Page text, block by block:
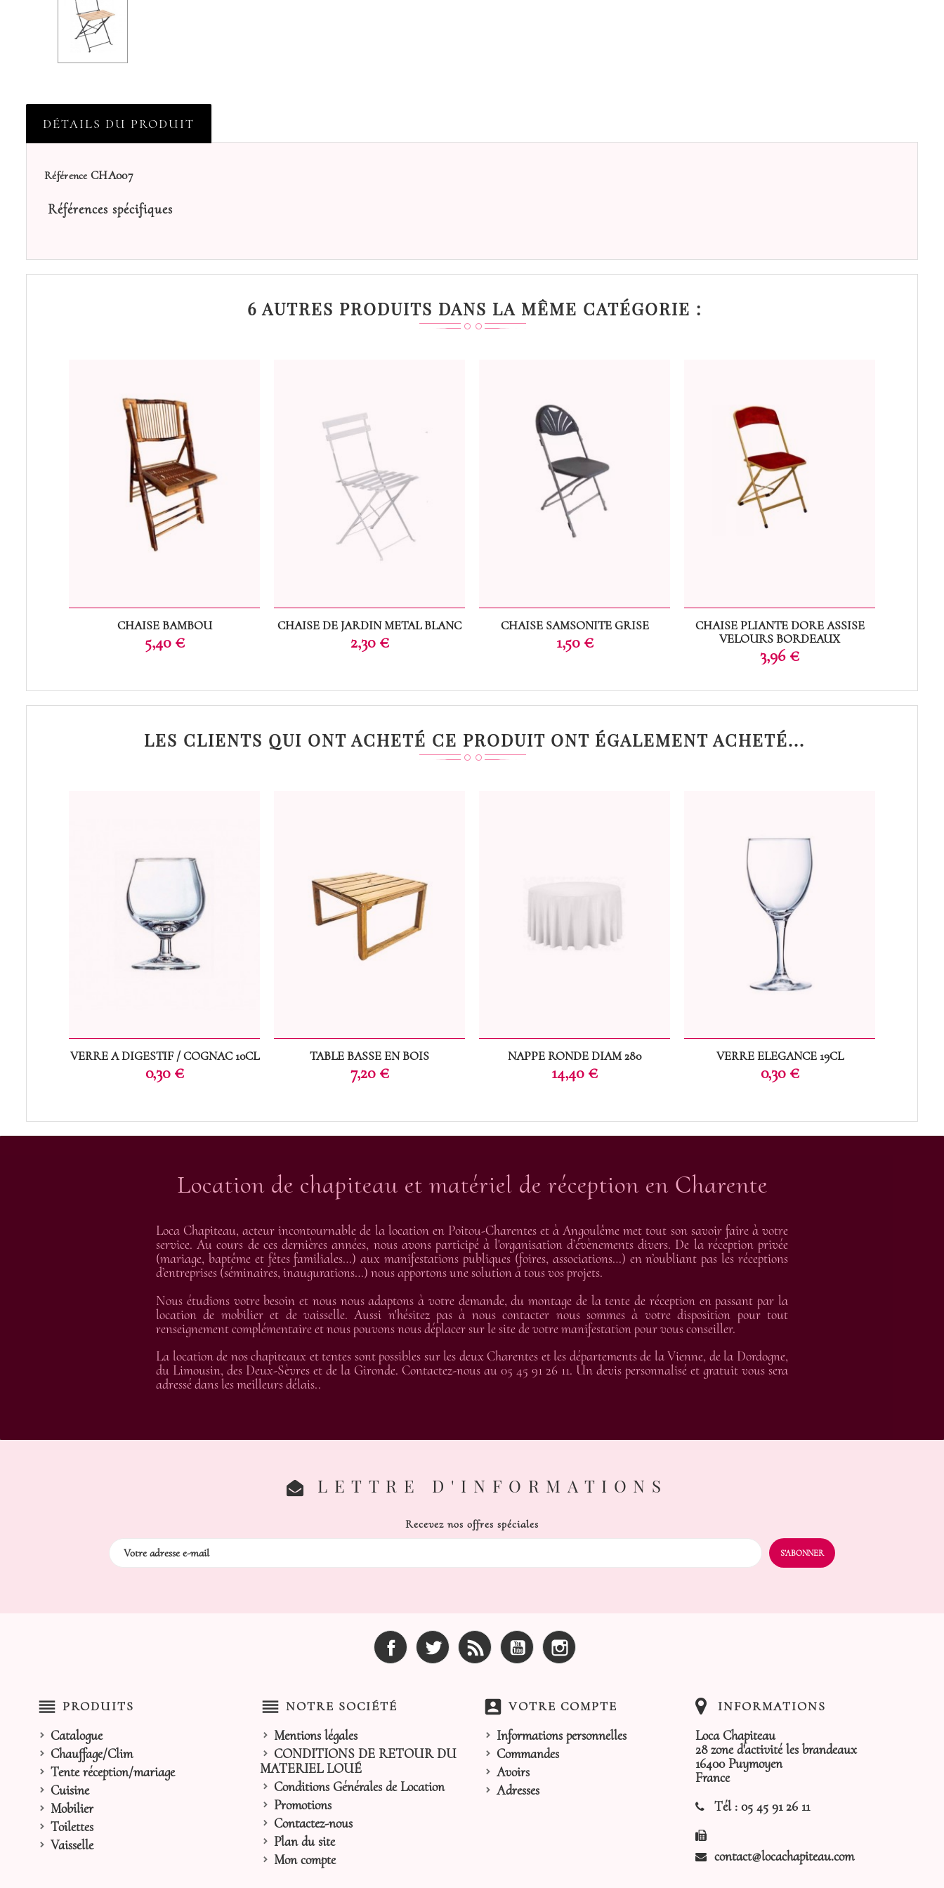
DÉTAILS DU PRODUIT
Référence CHA007
Références spécifiques
6 AUTRES PRODUITS DANS LA MÊME CATÉGORIE :
CHAISE BAMBOU
Prix
5,40 €
CHAISE DE JARDIN METAL BLANC
Prix
2,30 €
CHAISE SAMSONITE GRISE
Prix
1,50 €
CHAISE PLIANTE DORE ASSISE
VELOURS BORDEAUX
Prix
3,96 €
LES CLIENTS QUI ONT ACHETÉ CE PRODUIT ONT ÉGALEMENT ACHETÉ...
VERRE A DIGESTIF / COGNAC 10CL
Prix
0,30 €
TABLE BASSE EN BOIS
Prix
7,20 €
NAPPE RONDE DIAM 280
Prix
14,40 €
VERRE ELEGANCE 19CL
Prix
0,30 €
Location de chapiteau et matériel de réception en Charente
Loca Chapiteau, acteur incontournable de la location en Poitou-Charentes et à Angoulême met tout son savoir faire à votre
service. Au cours de ces dernières années, nous avons participé à l'organisation d’évènements divers. De la réception privée
(mariage, baptême et fêtes familiales…) aux manifestations publiques (foires, associations…) en n’oubliant pas les réceptions
d’entreprises (séminaires, inaugurations…) nous apportons une solution à tous vos projets.
Nous étudions votre besoin et nous nous adaptons à votre demande, du montage de la tente de réception en passant par la
location de mobilier et de vaisselle. Aussi n'hésitez pas à nous contacter nous sommes à votre disposition pour tout
renseignement complémentaire et nous pouvons nous déplacer sur le site de votre manifestation pour vous conseiller.
La location de nos chapiteaux et tentes sont possibles sur les deux Charentes et les départements de la Vienne, de la Dordogne,
du Limousin, des Deux-Sèvres et de la Gironde. Contactez-nous au 05 45 91 26 11. Un devis personnalisé et gratuit vous sera
adressé dans les meilleurs délais..
LETTRE D'INFORMATIONS
Recevez nos offres spéciales
Facebook Twitter Rss YouTube
reorder PRODUITS
Catalogue
Chauffage/Clim
Tente réception/mariage
Cuisine
Mobilier
Toilettes
Vaisselle
reorder NOTRE SOCIÉTÉ
Mentions légales
CONDITIONS DE RETOUR DU
MATERIEL LOUÉ
Conditions Générales de Location
Promotions
Contactez-nous
Plan du site
Mon compte
account_box VOTRE COMPTE
Informations personnelles
Commandes
Avoirs
Adresses
INFORMATIONS
Loca Chapiteau
28 zone d'activité les brandeaux
16400 Puymoyen
France
Tél : 05 45 91 26 11
contact@locachapiteau.com